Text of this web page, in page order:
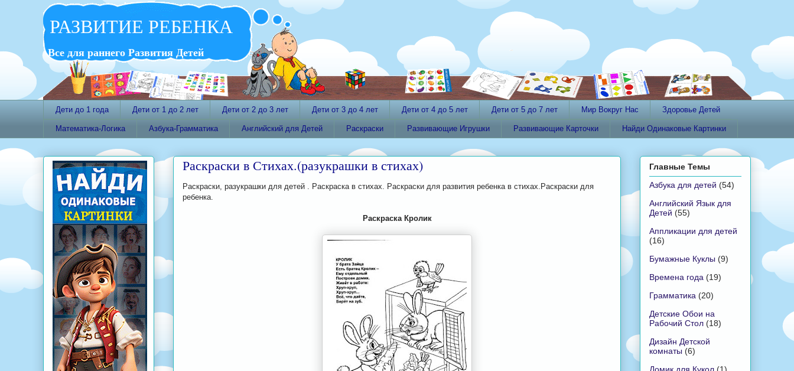
РАЗВИТИЕ РЕБЕНКА
Все для раннего Развития Детей
Дети до 1 года Дети от 1 до 2 лет Дети от 2 до 3 лет Дети от 3 до 4 лет Дети от 4 до 5 лет Дети от 5 до 7 лет Мир Вокруг Нас Здоровье Детей
Математика-Логика Азбука-Грамматика Английский для Детей Раскраски Развивающие Игрушки Развивающие Карточки Найди Одинаковые Картинки
Раскраски в Стихах.(разукрашки в стихах)
Раскраски, разукрашки для детей . Раскраска в стихах. Раскраски для развития ребенка в стихах.Раскраски для
ребенка.
Раскраска Кролик
Главные Темы
Азбука для детей (54)
Английский Язык для
Детей (55)
Аппликации для детей
(16)
Бумажные Куклы (9)
Времена года (19)
Грамматика (20)
Детские Обои на
Рабочий Стол (18)
Дизайн Детской
комнаты (6)
Домик для Кукол (1)